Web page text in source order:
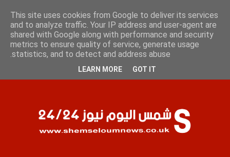
الجمعة 7 أغسطس 2026
الصفحات
This site uses cookies from Google to deliver its services
and to analyze traffic. Your IP address and user-agent are
shared with Google along with performance and security
metrics to ensure quality of service, generate usage
statistics, and to detect and address abuse.
LEARN MORE GOT IT